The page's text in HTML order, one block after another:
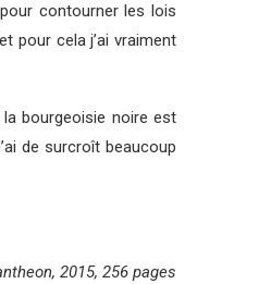
contourner les lois
pour cela j’ai vraiment
bourgeoisie noire est
de surcroît beaucoup
2015, 256 pages